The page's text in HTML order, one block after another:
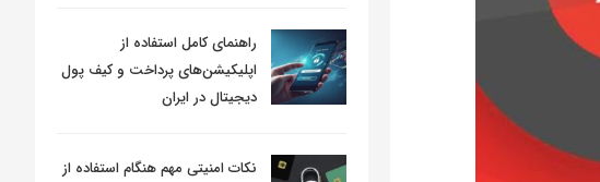
راهنمای کامل استفاده از
اپلیکیشن‌های پرداخت و کیف پول
دیجیتال در ایران
نکات امنیتی مهم هنگام استفاده از